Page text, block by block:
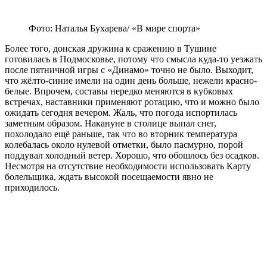
Фото: Наталья Бухарева/ «В мире спорта»
Более того, донская дружина к сражению в Тушине
готовилась в Подмосковье, потому что смысла куда-то уезжать
после пятничной игры с «Динамо» точно не было. Выходит,
что жёлто-синие имели на один день больше, нежели красно-
белые. Впрочем, составы нередко меняются в кубковых
встречах, наставники применяют ротацию, что и можно было
ожидать сегодня вечером. Жаль, что погода испортилась
заметным образом. Накануне в столице выпал снег,
похолодало ещё раньше, так что во вторник температура
колебалась около нулевой отметки, было пасмурно, порой
поддувал холодный ветер. Хорошо, что обошлось без осадков.
Несмотря на отсутствие необходимости использовать Карту
болельщика, ждать высокой посещаемости явно не
приходилось.